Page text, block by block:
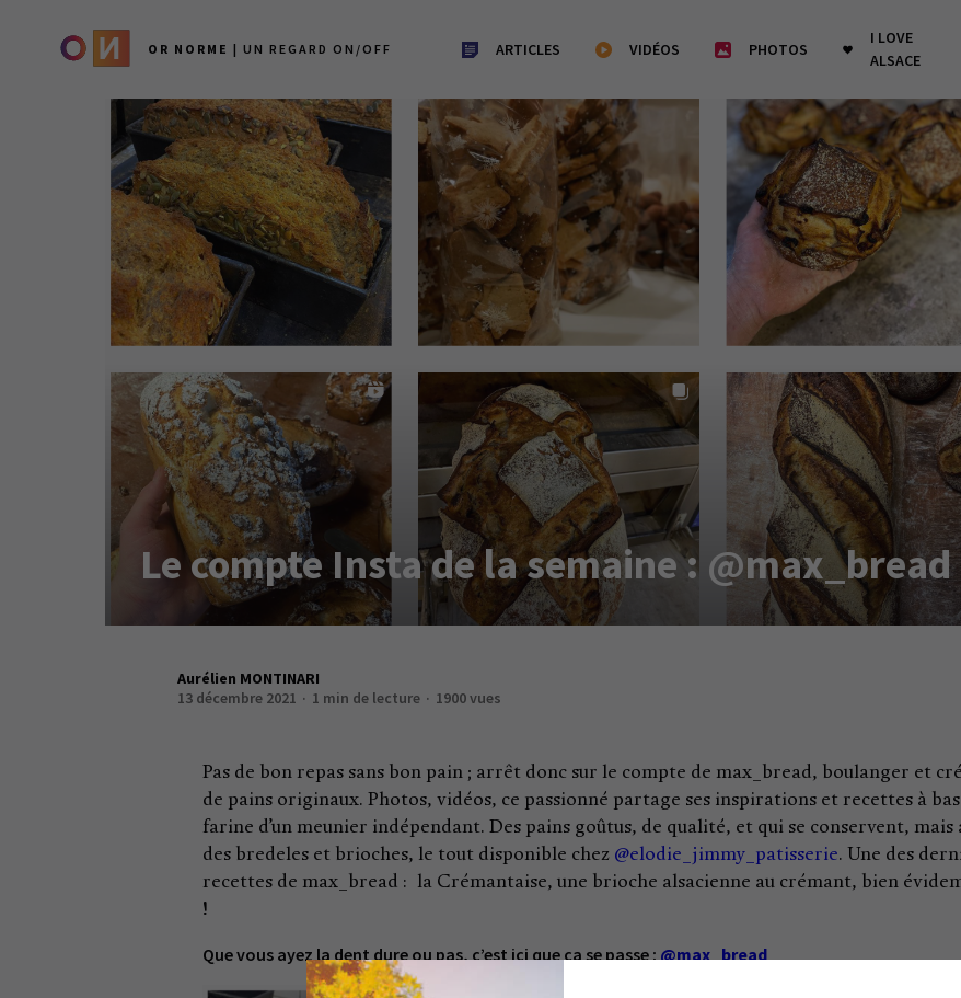
OR NORME | UN REGARD ON/OFF ARTICLES VIDÉOS PHOTOS
I LOVE
ALSACE
Le compte Insta de la semaine : @max_bread
Aurélien MONTINARI
13 décembre 2021
1 min de lecture 1900 vues
Pas de bon repas sans bon pain ; arrêt donc sur le compte de max_bread, boulanger et
de pains originaux. Photos, vidéos, ce passionné partage ses inspirations et recettes à
farine d’un meunier indépendant. Des pains goûtus, de qualité, et qui se conservent, mais
des bredeles et brioches, le tout disponible chez @elodie_jimmy_patisserie. Une des
recettes de max_bread : la Crémantaise, une brioche alsacienne au crémant, bien
!
Que vous ayez la dent dure ou pas, c’est ici que ça se passe :@max_bread